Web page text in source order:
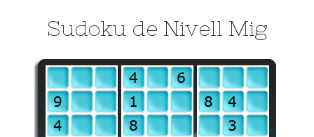
Sudoku de Nivell Mig